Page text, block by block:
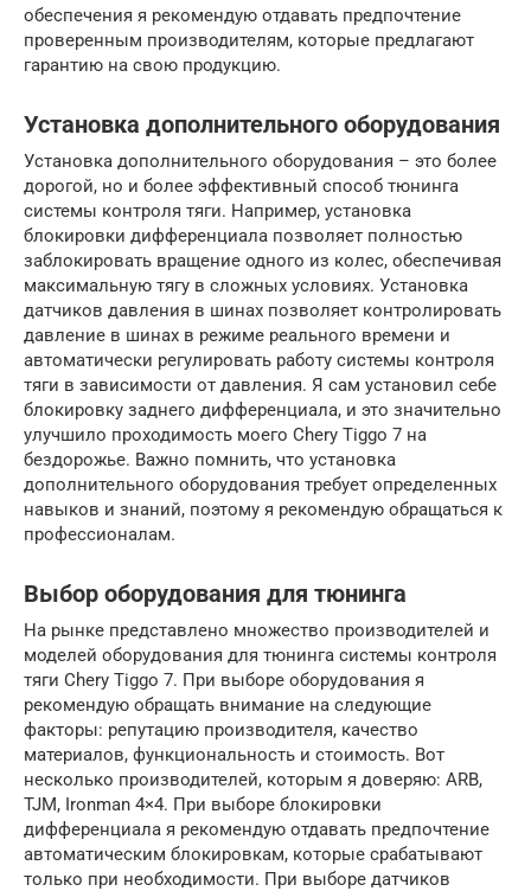
обеспечения я рекомендую отдавать предпочтение
проверенным производителям, которые предлагают
гарантию на свою продукцию.
Установка дополнительного оборудования
Установка дополнительного оборудования – это более
дорогой, но и более эффективный способ тюнинга
системы контроля тяги. Например, установка
блокировки дифференциала позволяет полностью
заблокировать вращение одного из колес, обеспечивая
максимальную тягу в сложных условиях. Установка
датчиков давления в шинах позволяет контролировать
давление в шинах в режиме реального времени и
автоматически регулировать работу системы контроля
тяги в зависимости от давления. Я сам установил себе
блокировку заднего дифференциала, и это значительно
улучшило проходимость моего Chery Tiggo 7 на
бездорожье. Важно помнить, что установка
дополнительного оборудования требует определенных
навыков и знаний, поэтому я рекомендую обращаться к
профессионалам.
Выбор оборудования для тюнинга
На рынке представлено множество производителей и
моделей оборудования для тюнинга системы контроля
тяги Chery Tiggo 7. При выборе оборудования я
рекомендую обращать внимание на следующие
факторы: репутацию производителя, качество
материалов, функциональность и стоимость. Вот
несколько производителей, которым я доверяю: ARB,
TJM, Ironman 4×4. При выборе блокировки
дифференциала я рекомендую отдавать предпочтение
автоматическим блокировкам, которые срабатывают
только при необходимости. При выборе датчиков